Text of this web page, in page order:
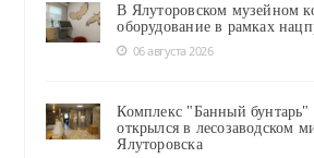
В Ялуторовском музейном
оборудование в рамках
06 августа 2026
Комплекс "Банный
открылся в лесозаводском
Ялуторовска